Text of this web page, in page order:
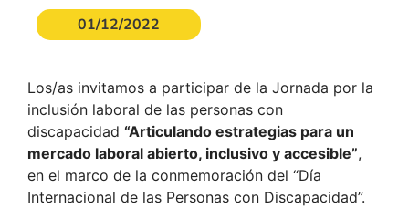
01/12/2022
Los/as invitamos a participar de la Jornada por la
inclusión laboral de las personas con
discapacidad “Articulando estrategias para un
mercado laboral abierto, inclusivo y accesible”,
en el marco de la conmemoración del “Día
Internacional de las Personas con Discapacidad”.